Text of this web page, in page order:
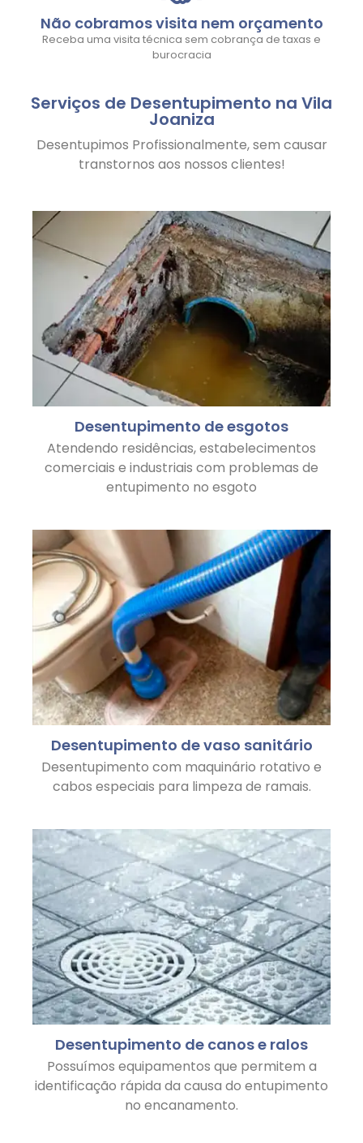
Não cobramos visita nem orçamento
Receba uma visita técnica sem cobrança de taxas e
burocracia
Serviços de Desentupimento na Vila
Joaniza
Desentupimos Profissionalmente, sem causar
transtornos aos nossos clientes!
Desentupimento de esgotos
Atendendo residências, estabelecimentos
comerciais e industriais com problemas de
entupimento no esgoto
Desentupimento de vaso sanitário
Desentupimento com maquinário rotativo e
cabos especiais para limpeza de ramais.
Desentupimento de canos e ralos
Possuímos equipamentos que permitem a
identificação rápida da causa do entupimento
no encanamento.